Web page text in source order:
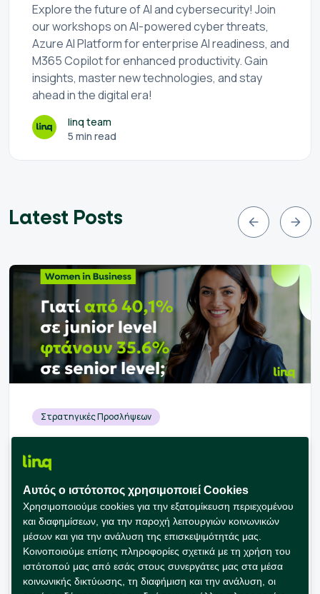
Explore the future of AI and cybersecurity! Join
our workshops on AI-powered cyber threats,
Azure AI Platform for enterprise AI readiness, and
M365 Copilot for enhanced productivity. Gain
insights, master new technologies, and stay
ahead in the digital era!
linq team
5 min read
Latest Posts
Στρατηγικές Προσλήψεων
Business: Τι αποκαλύπτουν τα
δεδομένα για τις αμοιβές και την
εξέλιξη των γυναικών στην Ελλάδα
Ανακαλύψτε πώς διαμορφώνεται το Gender Pay
Gap στον κλάδο του Business στην Ελλάδα.
Δεδομένα για αμοιβές, εκπροσώπηση και
επαγγελματική εξέλιξη.
Αυτός ο ιστότοπος χρησιμοποιεί Cookies
Χρησιμοποιούμε cookies για την εξατομίκευση περιεχομένου
και διαφημίσεων, για την παροχή λειτουργιών κοινωνικών
μέσων και για την ανάλυση της επισκεψιμότητάς μας.
Κοινοποιούμε επίσης πληροφορίες σχετικά με τη χρήση του
ιστότοπού μας από εσάς στους συνεργάτες μας στα μέσα
κοινωνικής δικτύωσης, τη διαφήμιση και την ανάλυση, οι